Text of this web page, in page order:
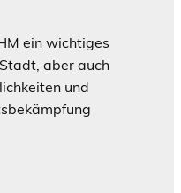
ein wichtiges
aber auch
und